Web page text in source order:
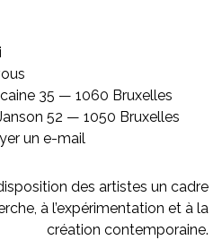
35 — 1060 Bruxelles
52 — 1050 Bruxelles
un e-mail
des artistes un cadre
à l’expérimentation et à la
création contemporaine.